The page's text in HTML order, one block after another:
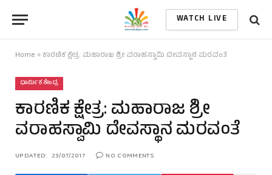
WATCH LIVE
Home »ಕಾರಣಿಕ ಕ್ಷೇತ್ರ: ಮಹಾರಾಜ ಶ್ರೀ ವರಾಹಸ್ವಾಮಿ ದೇವಸ್ಥಾನ ಮರವಂತೆ
ಧಾರ್ಮಿಕ ಕೇಂದ್ರ
ಕಾರಣಿಕ ಕ್ಷೇತ್ರ: ಮಹಾರಾಜ ಶ್ರೀ
ವರಾಹಸ್ವಾಮಿ ದೇವಸ್ಥಾನ ಮರವಂತೆ
UPDATED: 23/07/2017 NO COMMENTS